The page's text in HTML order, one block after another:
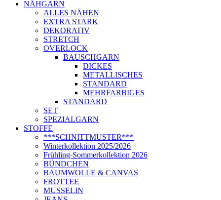
NÄHGARN
ALLES NÄHEN
EXTRA STARK
DEKORATIV
STRETCH
OVERLOCK
BAUSCHGARN
DICKES
METALLISCHES
STANDARD
MEHRFARBIGES
STANDARD
SET
SPEZIALGARN
STOFFE
***SCHNITTMUSTER***
Winterkollektion 2025/2026
Frühling-Sommerkollektion 2026
BÜNDCHEN
BAUMWOLLE & CANVAS
FROTTEE
MUSSELIN